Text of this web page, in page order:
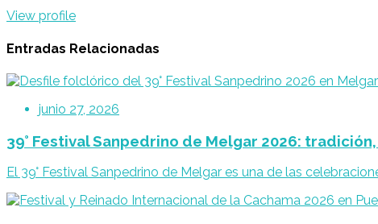
View profile
Entradas Relacionadas
junio 27, 2026
39° Festival Sanpedrino de Melgar 2026:
El 39° Festival Sanpedrino de Melgar es una de las